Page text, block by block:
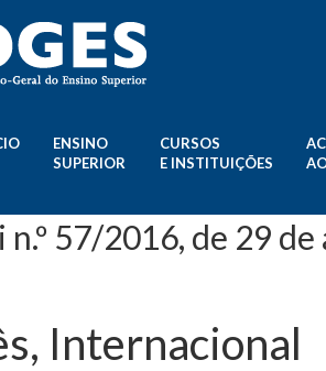
ENSINO
SUPERIOR
CURSOS
E INSTITUIÇÕES
57/2016, de 29
acerca de
Internacional